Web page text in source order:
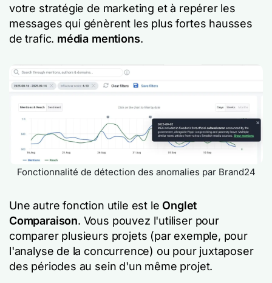
votre stratégie de marketing et à repérer les
messages qui génèrent les plus fortes hausses
de trafic. média mentions.
Fonctionnalité de détection des anomalies par Brand24
Une autre fonction utile est le Onglet
Comparaison. Vous pouvez l'utiliser pour
comparer plusieurs projets (par exemple, pour
l'analyse de la concurrence) ou pour juxtaposer
des périodes au sein d'un même projet.